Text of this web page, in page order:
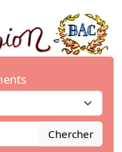
Chercher